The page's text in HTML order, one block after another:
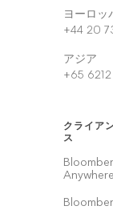
ヨーロッ
+44 20
アジア
+65
クライア
ス
Anywhere